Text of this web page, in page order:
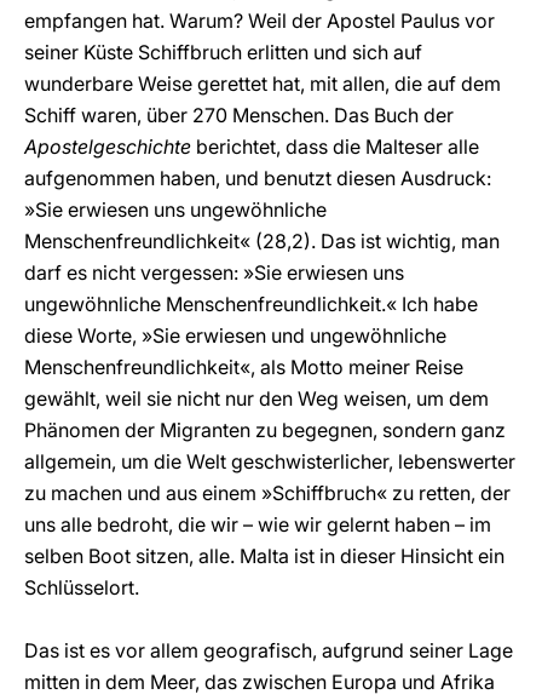
empfangen hat. Warum? Weil der Apostel Paulus vor
seiner Küste Schiffbruch erlitten und sich auf
wunderbare Weise gerettet hat, mit allen, die auf dem
Schiff waren, über 270 Menschen. Das Buch der
Apostelgeschichte berichtet, dass die Malteser alle
aufgenommen haben, und benutzt diesen Ausdruck:
»Sie erwiesen uns ungewöhnliche
Menschenfreundlichkeit« (28,2). Das ist wichtig, man
darf es nicht vergessen: »Sie erwiesen uns
ungewöhnliche Menschenfreundlichkeit.« Ich habe
diese Worte, »Sie erwiesen und ungewöhnliche
Menschenfreundlichkeit«, als Motto meiner Reise
gewählt, weil sie nicht nur den Weg weisen, um dem
Phänomen der Migranten zu begegnen, sondern ganz
allgemein, um die Welt geschwisterlicher, lebenswerter
zu machen und aus einem »Schiffbruch« zu retten, der
uns alle bedroht, die wir – wie wir gelernt haben – im
selben Boot sitzen, alle. Malta ist in dieser Hinsicht ein
Schlüsselort.
Das ist es vor allem geografisch, aufgrund seiner Lage
mitten in dem Meer, das zwischen Europa und Afrika